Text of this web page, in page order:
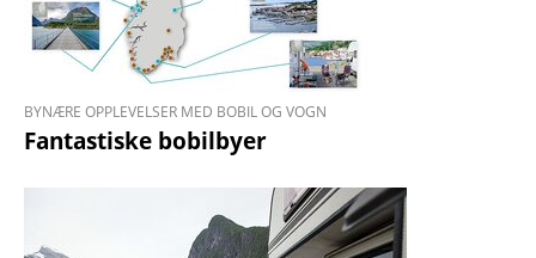
BYNÆRE OPPLEVELSER MED BOBIL OG VOGN
Fantastiske bobilbyer